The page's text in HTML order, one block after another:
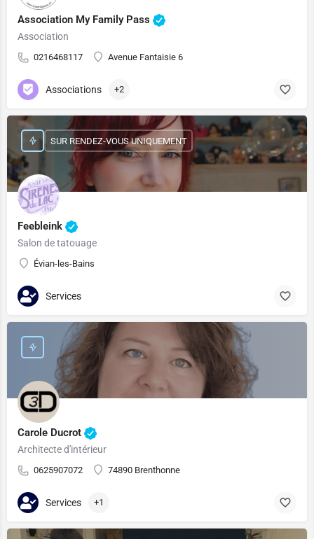
Association My Family Pass
Association
0216468117 Avenue Fantaisie 6
Associations +2
Feebleink
Salon de tatouage
Évian-les-Bains
SUR RENDEZ-VOUS UNIQUEMENT
Services
Carole Ducrot
Architecte d'intérieur
0625907072 74890 Brenthonne
Services +1